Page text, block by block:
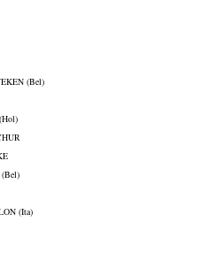
(Bel)
(Bel)
(Ita)